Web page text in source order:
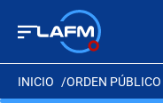
INICIO ORDEN PÚBLICO